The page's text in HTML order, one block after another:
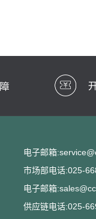
电子邮箱
市场部电话:025-
电子邮箱
供应链电话:025-